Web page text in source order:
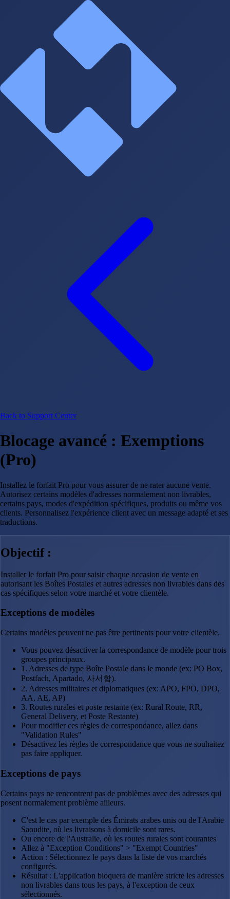
Back to Support Center
Blocage avancé : Exemptions
(Pro)
Installez le forfait Pro pour vous assurer de ne rater aucune vente.
Autorisez certains modèles d'adresses normalement non livrables,
certains pays, modes d'expédition spécifiques, produits ou même vos
clients. Personnalisez l'expérience client avec un message adapté et ses
traductions.
Objectif :
Installer le forfait Pro pour saisir chaque occasion de vente en
autorisant les Boîtes Postales et autres adresses non livrables dans des
cas spécifiques selon votre marché et votre clientèle.
Exceptions de modèles
Certains modèles peuvent ne pas être pertinents pour votre clientèle.
Vous pouvez désactiver la correspondance de modèle pour trois
groupes principaux.
1. Adresses de type Boîte Postale dans le monde (ex: PO Box,
Postfach, Apartado, 사서함).
2. Adresses militaires et diplomatiques (ex: APO, FPO, DPO,
AA, AE, AP)
3. Routes rurales et poste restante (ex: Rural Route, RR,
General Delivery, et Poste Restante)
Pour modifier ces règles de correspondance, allez dans
"Validation Rules"
Désactivez les règles de correspondance que vous ne souhaitez
pas faire appliquer.
Exceptions de pays
Certains pays ne rencontrent pas de problèmes avec des adresses qui
posent normalement problème ailleurs.
C'est le cas par exemple des Émirats arabes unis ou de l'Arabie
Saoudite, où les livraisons à domicile sont rares.
Ou encore de l'Australie, où les routes rurales sont courantes
Allez à "Exception Conditions" > "Exempt Countries"
Action : Sélectionnez le pays dans la liste de vos marchés
configurés.
Résultat : L'application bloquera de manière stricte les adresses
non livrables dans tous les pays, à l'exception de ceux
sélectionnés.